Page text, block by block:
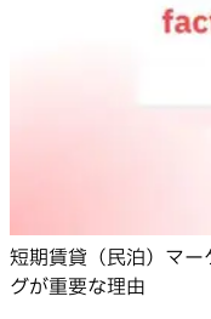
短期賃貸（民泊）マ
グが重要な理由